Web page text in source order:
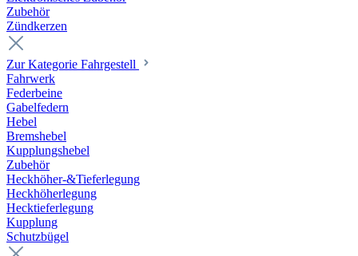
Zubehör
Zündkerzen
Zur Kategorie Fahrgestell
Fahrwerk
Federbeine
Gabelfedern
Hebel
Bremshebel
Kupplungshebel
Zubehör
Heckhöher-&Tieferlegung
Heckhöherlegung
Hecktieferlegung
Kupplung
Schutzbügel